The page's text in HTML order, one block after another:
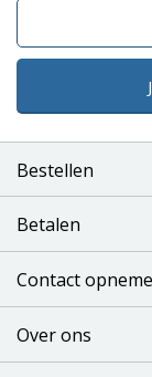
Bestellen
Betalen
Contact
Over ons